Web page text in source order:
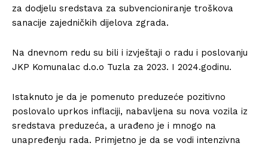
za dodjelu sredstava za subvencioniranje troškova
sanacije zajedničkih dijelova zgrada.
Na dnevnom redu su bili i izvještaji o radu i poslovanju
JKP Komunalac d.o.o Tuzla za 2023. I 2024.godinu.
Istaknuto je da je pomenuto preduzeće pozitivno
poslovalo uprkos inflaciji, nabavljena su nova vozila iz
sredstava preduzeća, a urađeno je i mnogo na
unapređenju rada. Primjetno je da se vodi intenzivna